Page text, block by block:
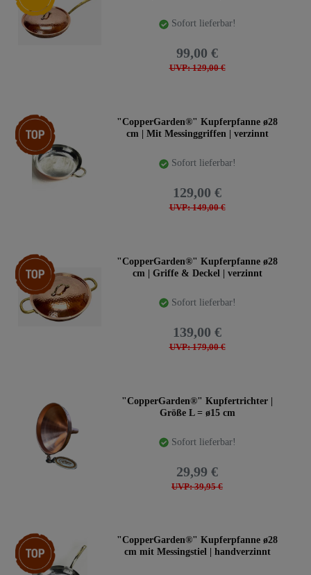
Sofort lieferbar!
UVP: 129,00 €
99,00 €
Top-Artikel
"CopperGarden®" Kupferpfanne ø28
cm | Mit Messinggriffen | verzinnt
Sofort lieferbar!
UVP: 149,00 €
129,00 €
Artikelpaket
"CopperGarden®" Kupferpfanne ø28
cm | Griffe & Deckel | verzinnt
Sofort lieferbar!
UVP: 179,00 €
139,00 €
"CopperGarden®" Kupfertrichter |
Größe L = ø15 cm
Sofort lieferbar!
UVP: 39,95 €
29,99 €
Top-Artikel
"CopperGarden®" Kupferpfanne ø28
cm mit Messingstiel | handverzinnt